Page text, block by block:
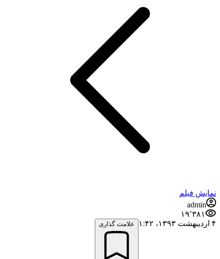
نمایش فیلم
admin
۱۹٬۳۸۱
۴ اردیبهشت ۱۳۹۳،‏ ۱:۴۲
علامت گذاری